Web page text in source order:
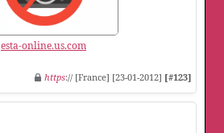
esta-online.us.com
https:// [France] [23-01-2012] [#123]